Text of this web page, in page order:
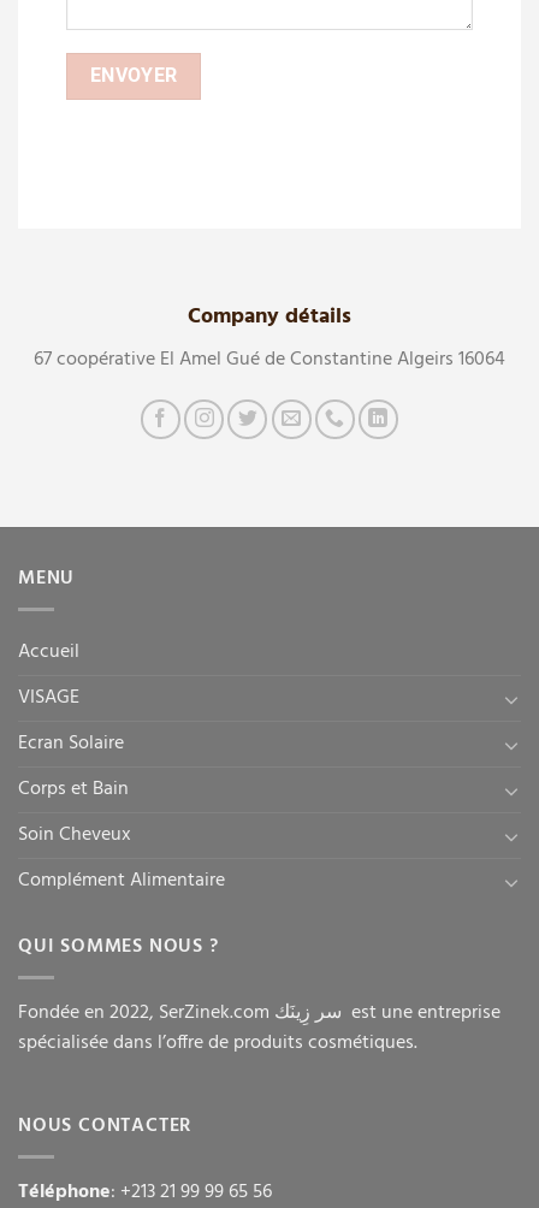
Company détails
67 coopérative El Amel Gué de Constantine Algeirs 16064
MENU
Accueil
VISAGE
Ecran Solaire
Corps et Bain
Soin Cheveux
Complément Alimentaire
QUI SOMMES NOUS ?
Fondée en 2022, SerZinek.com سر زِينَك est une entreprise
spécialisée dans l’offre de produits cosmétiques.
NOUS CONTACTER
Téléphone: +213 21 99 99 65 56